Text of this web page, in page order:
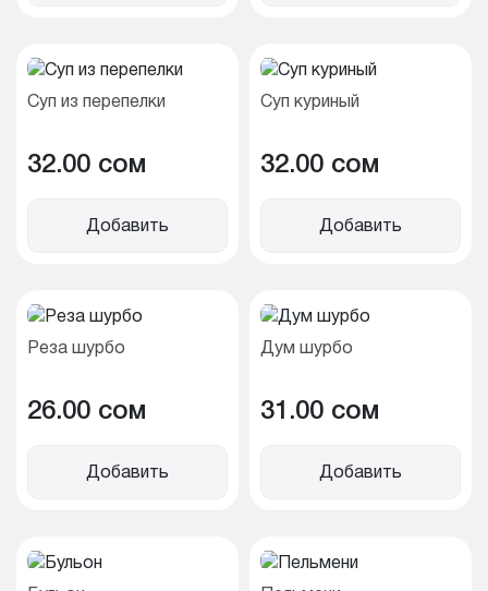
Суп из перепелки
32.00 cом
Добавить
Суп куриный
32.00 cом
Добавить
Реза шурбо
26.00 cом
Добавить
Дум шурбо
31.00 cом
Добавить